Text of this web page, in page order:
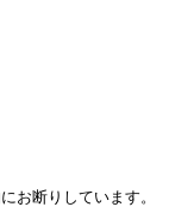
お断りしています。